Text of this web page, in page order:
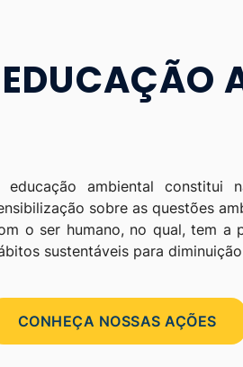
educação ambiental constitui
sobre as questões
o ser humano, no qual, tem a
sustentáveis para
CONHEÇA NOSSAS AÇÕES